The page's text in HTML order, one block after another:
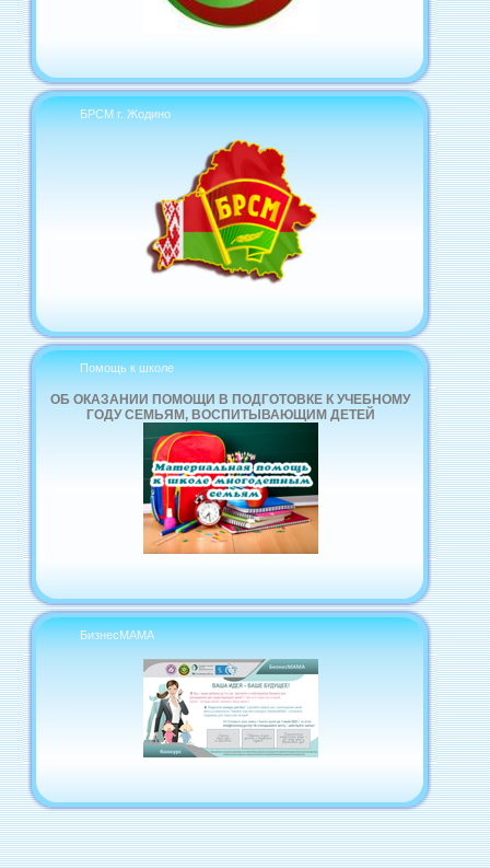
БРСМ г. Жодино
Помощь к школе
ОБ ОКАЗАНИИ ПОМОЩИ В ПОДГОТОВКЕ К УЧЕБНОМУ
ГОДУ СЕМЬЯМ, ВОСПИТЫВАЮЩИМ ДЕТЕЙ
БизнесМАМА